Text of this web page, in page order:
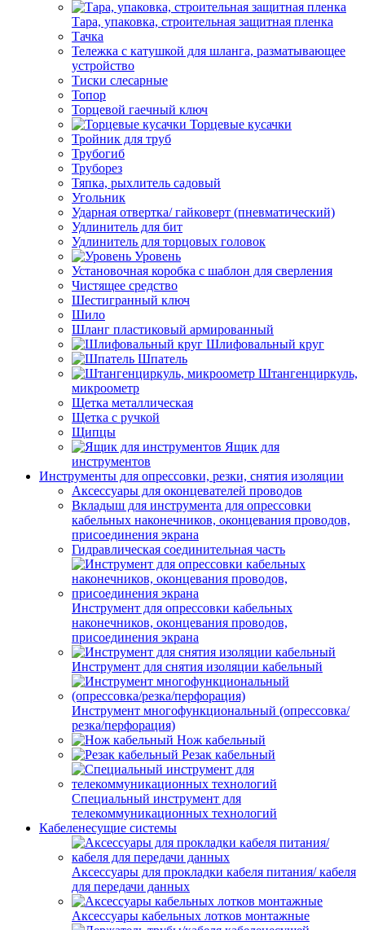
Тара, упаковка, строительная защитная пленка
Тачка
Тележка с катушкой для шланга, разматывающее
устройство
Тиски слесарные
Топор
Торцевой гаечный ключ
Торцевые кусачки
Тройник для труб
Трубогиб
Труборез
Тяпка, рыхлитель садовый
Угольник
Ударная отвертка/ гайковерт (пневматический)
Удлинитель для бит
Удлинитель для торцовых головок
Уровень
Установочная коробка с шаблон для сверления
Чистящее средство
Шестигранный ключ
Шило
Шланг пластиковый армированный
Шлифовальный круг
Шпатель
Штангенциркуль,
микроометр
Щетка металлическая
Щетка с ручкой
Щипцы
Ящик для
инструментов
Инструменты для опрессовки, резки, снятия изоляции
Аксессуары для оконцевателей проводов
Вкладыш для инструмента для опрессовки
кабельных наконечников, оконцевания проводов,
присоединения экрана
Гидравлическая соединительная часть
Инструмент для опрессовки кабельных
наконечников, оконцевания проводов,
присоединения экрана
Инструмент для снятия изоляции кабельный
Инструмент многофункциональный (опрессовка/
резка/перфорация)
Нож кабельный
Резак кабельный
Специальный инструмент для
телекоммуникационных технологий
Кабеленесущие системы
Аксессуары для прокладки кабеля питания/ кабеля
для передачи данных
Аксессуары кабельных лотков монтажные